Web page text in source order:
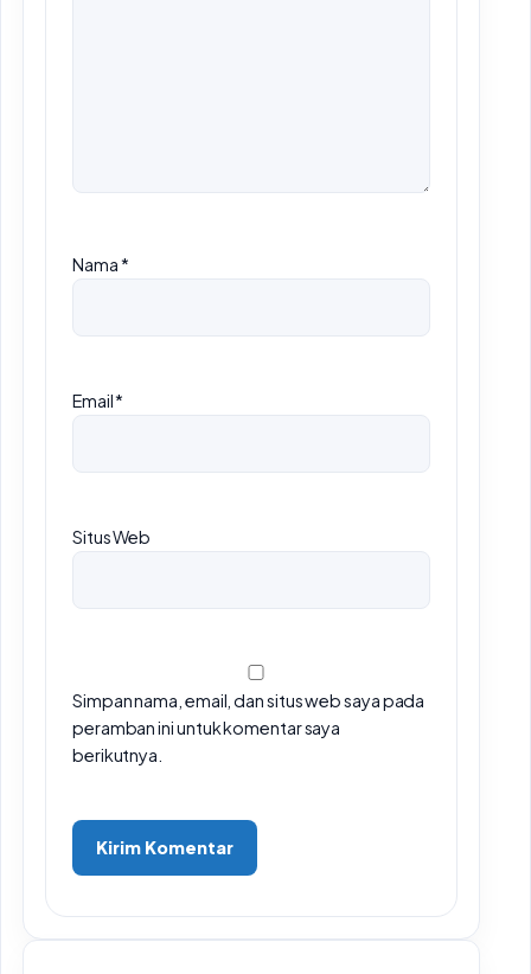
Nama*
Email*
Situs Web
Simpan nama, email, dan situs web saya pada
peramban ini untuk komentar saya
berikutnya.